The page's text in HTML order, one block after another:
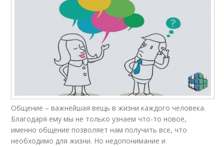
Общение – важнейшая вещь в жизни каждого человека.
Благодаря ему мы не только узнаем что-то новое,
именно общение позволяет нам получить все, что
необходимо для жизни. Но недопонимание и